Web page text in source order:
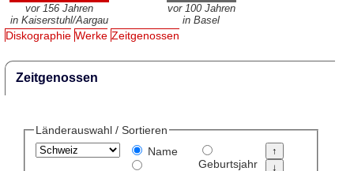
vor 156 Jahren
in Kaiserstuhl/Aargau
vor 100 Jahren
in Basel
Diskographie Werke Zeitgenossen
Zeitgenossen
Länderauswahl / Sortieren
Name
Geburtsjahr